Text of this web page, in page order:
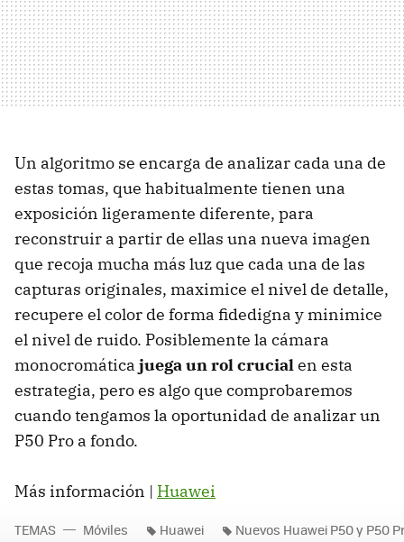
Un algoritmo se encarga de analizar cada una de
estas tomas, que habitualmente tienen una
exposición ligeramente diferente, para
reconstruir a partir de ellas una nueva imagen
que recoja mucha más luz que cada una de las
capturas originales, maximice el nivel de detalle,
recupere el color de forma fidedigna y minimice
el nivel de ruido. Posiblemente la cámara
monocromática juega un rol crucialen esta
estrategia, pero es algo que comprobaremos
cuando tengamos la oportunidad de analizar un
P50 Pro a fondo.
Más información | Huawei
TEMAS Móviles Huawei Nuevos Huawei P50 y P50